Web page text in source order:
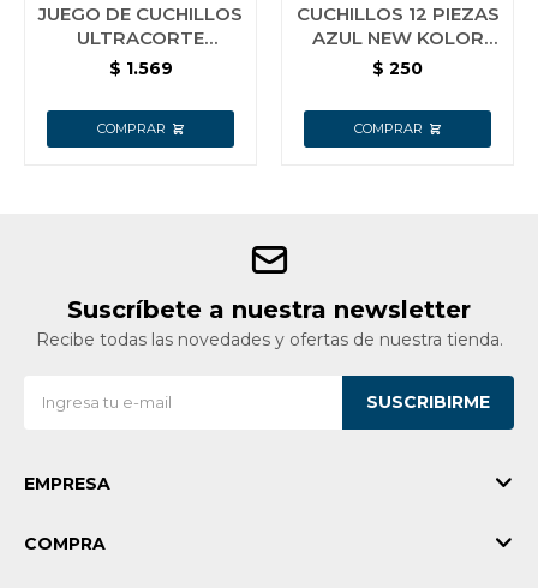
JUEGO DE CUCHILLOS
ULTRACORTE
SOPORTE DE
TRAMONTINA COLOR
NEGRO
$ 1.569
CUCHILLOS 12 PIEZAS
AZUL NEW KOLOR
TRAMONTINA
$ 250
Suscríbete a nuestra newsletter
Recibe todas las novedades y ofertas de nuestra tienda.
SUSCRIBIRME
EMPRESA
COMPRA